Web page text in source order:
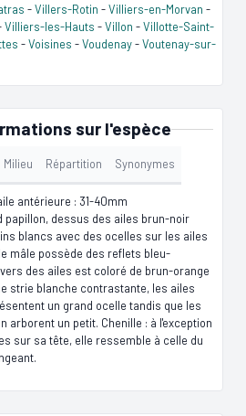
-Villers-Rotin -Villiers-en-Morvan -
Villiers-les-Hauts -Villon -Villotte-Saint-
-Voisines -Voudenay-Voutenay-sur-
sur l'espèce
Milieu Répartition Synonymes
antérieure : 31-40mm
papillon, dessus des ailes brun-noir
blancs avec des ocelles sur les ailes
mâle possède des reflets bleu-
des ailes est coloré de brun-orange
strie blanche contrastante, les ailes
un grand ocelle tandis que les
arborent un petit. Chenille : à l'exception
sur sa tête, elle ressemble à celle du